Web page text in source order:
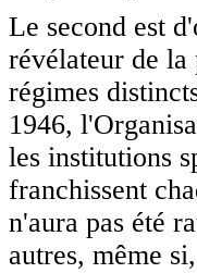
Le second est
révélateur de la
régimes
1946,
les institutions
franchissent
n'aura pas été
autres, même